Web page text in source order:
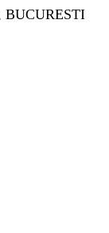
BUCURESTI